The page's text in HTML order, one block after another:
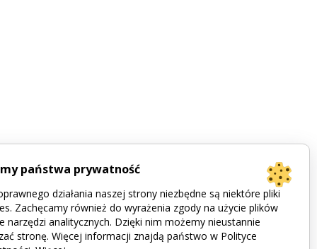
państwa prywatność
działania naszej strony niezbędne są niektóre pliki
Zachęcamy również do wyrażenia zgody na użycie plików
narzędzi analitycznych. Dzięki nim możemy nieustannie
stronę. Więcej informacji znajdą państwo w Polityce